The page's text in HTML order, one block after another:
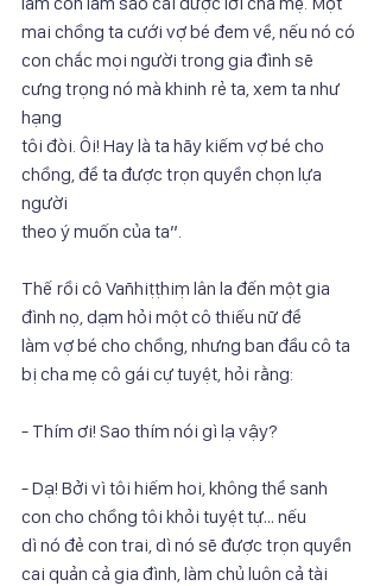
mai chồng ta cưới vợ bé đem về, nếu nó có
con chắc mọi người trong gia đình sẽ
cưng trọng nó mà khinh rẻ ta, xem ta như
hạng
tôi đòi. Ôi! Hay là ta hãy kiếm vợ bé cho
chồng, để ta được trọn quyền chọn lựa
người
theo ý muốn của ta”.
Thế rồi cô Vañhiṭṭhiṃ lân la đến một gia
đình nọ, dạm hỏi một cô thiếu nữ để
làm vợ bé cho chồng, nhưng ban đầu cô ta
bị cha mẹ cô gái cự tuyệt, hỏi rằng:
- Thím ơi! Sao thím nói gì lạ vậy?
- Dạ! Bởi vì tôi hiếm hoi, không thể sanh
con cho chồng tôi khỏi tuyệt tự… nếu
dì nó đẻ con trai, dì nó sẽ được trọn quyền
cai quản cả gia đình, làm chủ luôn cả tài